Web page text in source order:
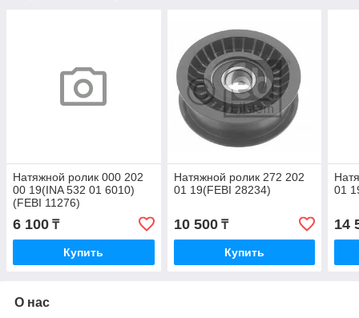
Натяжной ролик 000 202
00 19(INA 532 01 6010)
(FEBI 11276)
6 100 ₸
Купить
Натяжной ролик 272 202
01 19(FEBI 28234)
10 500₸
Купить
01
14
О нас